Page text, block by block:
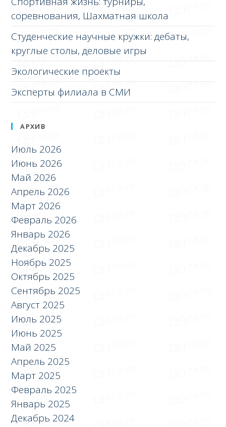
соревнования, Шахматная школа
Студенческие научные кружки: дебаты,
круглые столы, деловые игры
Экологические проекты
Эксперты филиала в СМИ
АРХИВ
Июль 2026
Июнь 2026
Май 2026
Апрель 2026
Март 2026
Февраль 2026
Январь 2026
Декабрь 2025
Ноябрь 2025
Октябрь 2025
Сентябрь 2025
Август 2025
Июль 2025
Июнь 2025
Май 2025
Апрель 2025
Март 2025
Февраль 2025
Январь 2025
Декабрь 2024